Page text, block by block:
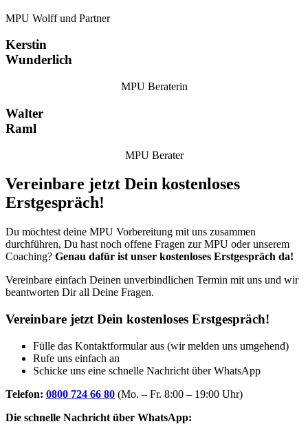
MPU Wolff und Partner
Kerstin
Wunderlich
MPU Beraterin
Walter
Raml
MPU Berater
Vereinbare jetzt Dein kostenloses
Erstgespräch!
Du möchtest deine MPU Vorbereitung mit uns zusammen
durchführen, Du hast noch offene Fragen zur MPU oder unserem
Coaching? Genau dafür ist unser kostenloses Erstgespräch da!
Vereinbare einfach Deinen unverbindlichen Termin mit uns und wir
beantworten Dir all Deine Fragen.
Vereinbare jetzt Dein kostenloses Erstgespräch!
Fülle das Kontaktformular aus (wir melden uns umgehend)
Rufe uns einfach an
Schicke uns eine schnelle Nachricht über WhatsApp
Telefon: 0800 724 66 80 (Mo. – Fr. 8:00 – 19:00 Uhr)
Die schnelle Nachricht über WhatsApp: